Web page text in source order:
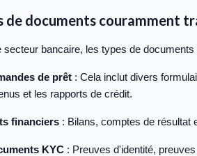
de documents couramment
secteur bancaire, les types de
de prêt : Cela inclut divers
et les rapports de crédit.
financiers : Bilans, comptes de résultat
KYC : Preuves d'identité,